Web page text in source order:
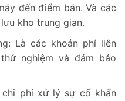
đến điểm bán. Và các
kho trung gian.
Là các khoản phí liên
nghiệm và đảm bảo
chi phí xử lý sự cố khẩn